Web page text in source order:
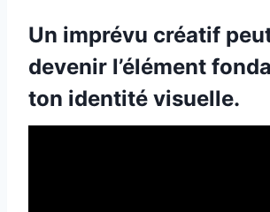
Un imprévu créatif
devenir l’élément
ton identité visuelle.